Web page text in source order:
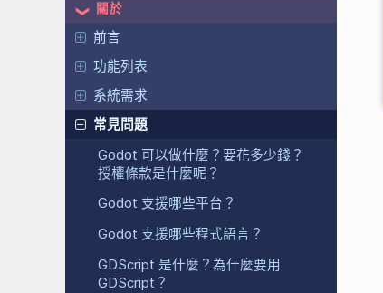
關於
前言
功能列表
系統需求
常見問題
Godot 可以做什麼？要花多少錢？
授權條款是什麼呢？
Godot 支援哪些平台？
Godot 支援哪些程式語言？
GDScript 是什麼？為什麼要用
GDScript？